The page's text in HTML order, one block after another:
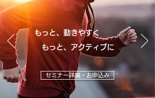
もっと、動きやすく
​ もっと、アクティブに
セミナー詳細・お申込み